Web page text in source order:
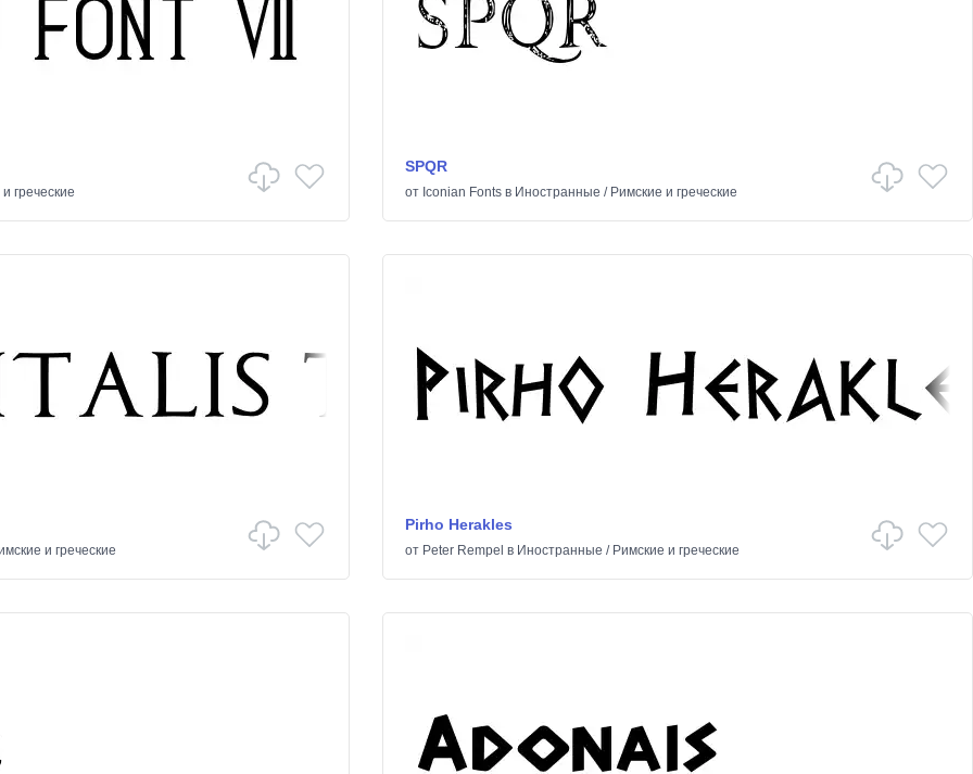
греческие
SPQR
от Iconian Fontsв Иностранные / Римские и греческие
и греческие
Pirho Herakles
от Peter Rempel в Иностранные / Римские и греческие